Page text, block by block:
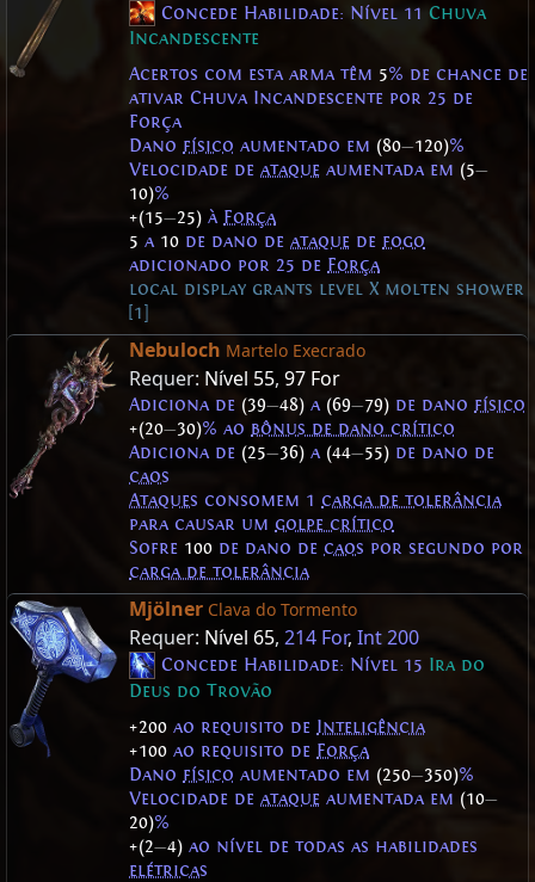
Concede Habilidade: Nível 11Chuva
Incandescente
Acertos com esta arma têm 5% de chance de
ativar Chuva Incandescente por 25 de
Força
Dano físico aumentado em (80—120)%
Velocidade de ataque aumentada em (5—
10)%
+(15—25) à Força
5 a 10 de dano de ataque de fogo
adicionado por 25 de Força
local display grants level X molten shower
[1]
Nebuloch Martelo Execrado
Requer: Nível 55, 97 For
Adiciona de (39—48) a (69—79) de dano físico
+(20—30)% ao bônus de dano crítico
Adiciona de (25—36) a (44—55) de dano de
caos
Ataques consomem 1 carga de tolerância
para causar um golpe crítico
Sofre 100 de dano de caos por segundo por
carga de tolerância
Mjölner Clava do Tormento
Requer: Nível 65, 214 For, Int 200
Concede Habilidade: Nível 15 Ira do
Deus do Trovão
+200 ao requisito de Inteligência
+100 ao requisito de Força
Dano físico aumentado em (250—350)%
Velocidade de ataque aumentada em (10—
20)%
+(2—4) ao nível de todas as habilidades
elétricas